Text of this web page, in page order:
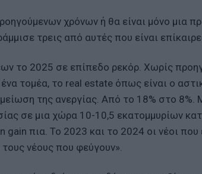
χρόνων ή θα είναι μόνο μια
τρεις από αυτές που είναι
το 2025 σε επίπεδο ρεκόρ. Χωρίς
τομέα, το real estate όπως είναι ο
της ανεργίας. Από το 18% στο 8%.
σε μια χώρα 10-10,5 εκατομμυρίων
πια. Το 2023 και το 2024 οι νέοι
νέους που φεύγουν».